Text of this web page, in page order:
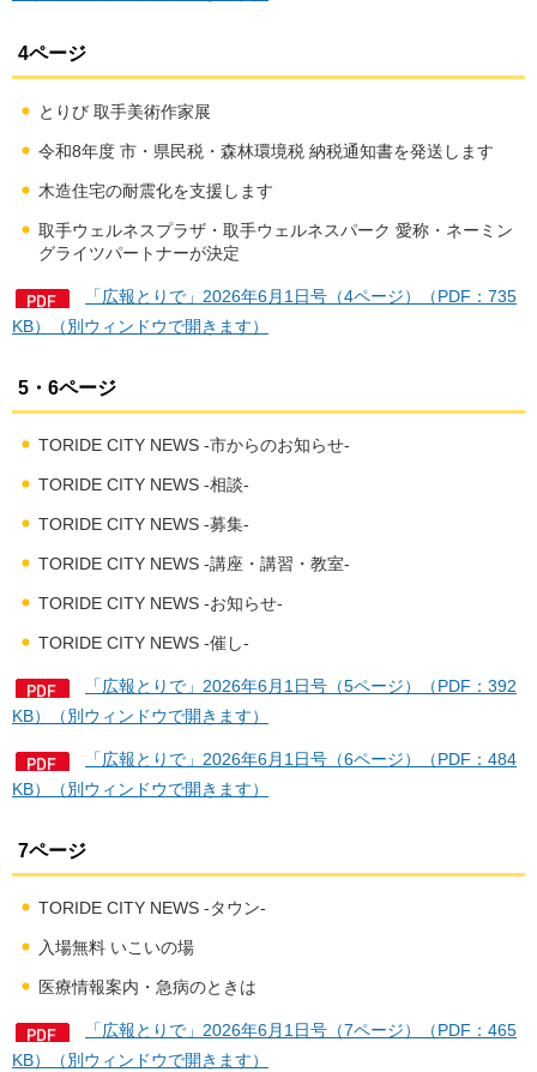
4ページ
とりび 取手美術作家展
令和8年度 市・県民税・森林環境税 納税通知書を発送します
木造住宅の耐震化を支援します
取手ウェルネスプラザ・取手ウェルネスパーク 愛称・ネーミン
グライツパートナーが決定
「広報とりで」2026年6月1日号（4ページ）（PDF：735
KB）（別ウィンドウで開きます）
5・6ページ
TORIDE CITY NEWS -市からのお知らせ-
TORIDE CITY NEWS -相談-
TORIDE CITY NEWS -募集-
TORIDE CITY NEWS -講座・講習・教室-
TORIDE CITY NEWS -お知らせ-
TORIDE CITY NEWS -催し-
「広報とりで」2026年6月1日号（5ページ）（PDF：392
KB）（別ウィンドウで開きます）
「広報とりで」2026年6月1日号（6ページ）（PDF：484
KB）（別ウィンドウで開きます）
7ページ
TORIDE CITY NEWS -タウン-
入場無料 いこいの場
医療情報案内・急病のときは
「広報とりで」2026年6月1日号（7ページ）（PDF：465
KB）（別ウィンドウで開きます）